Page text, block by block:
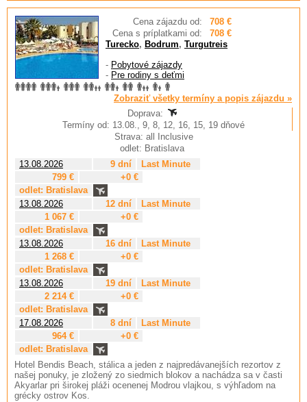
Cena zájazdu od:
708 €
Cena s príplatkami od:
708 €
Turecko, Bodrum, Turgutreis
- Pobytové zájazdy
- Pre rodiny s deťmi
Zobraziť všetky termíny a popis zájazdu »
Doprava:
Termíny od: 13.08., 9, 8, 12, 16, 15, 19 dňové
Strava: all Inclusive
odlet: Bratislava
13.08.2026
9 dní
Last Minute
799 €
+0 €
odlet: Bratislava
13.08.2026
12 dní
Last Minute
1 067 €
+0 €
odlet: Bratislava
13.08.2026
16 dní
Last Minute
1 268 €
+0 €
odlet: Bratislava
13.08.2026
19 dní
Last Minute
2 214 €
+0 €
odlet: Bratislava
17.08.2026
8 dní
Last Minute
964 €
+0 €
odlet: Bratislava
Hotel Bendis Beach, stálica a jeden z najpredávanejších rezortov z
našej ponuky, je zložený zo siedmich blokov a nachádza sa v časti
Akyarlar pri širokej pláži ocenenej Modrou vlajkou, s výhľadom na
grécky ostrov Kos.